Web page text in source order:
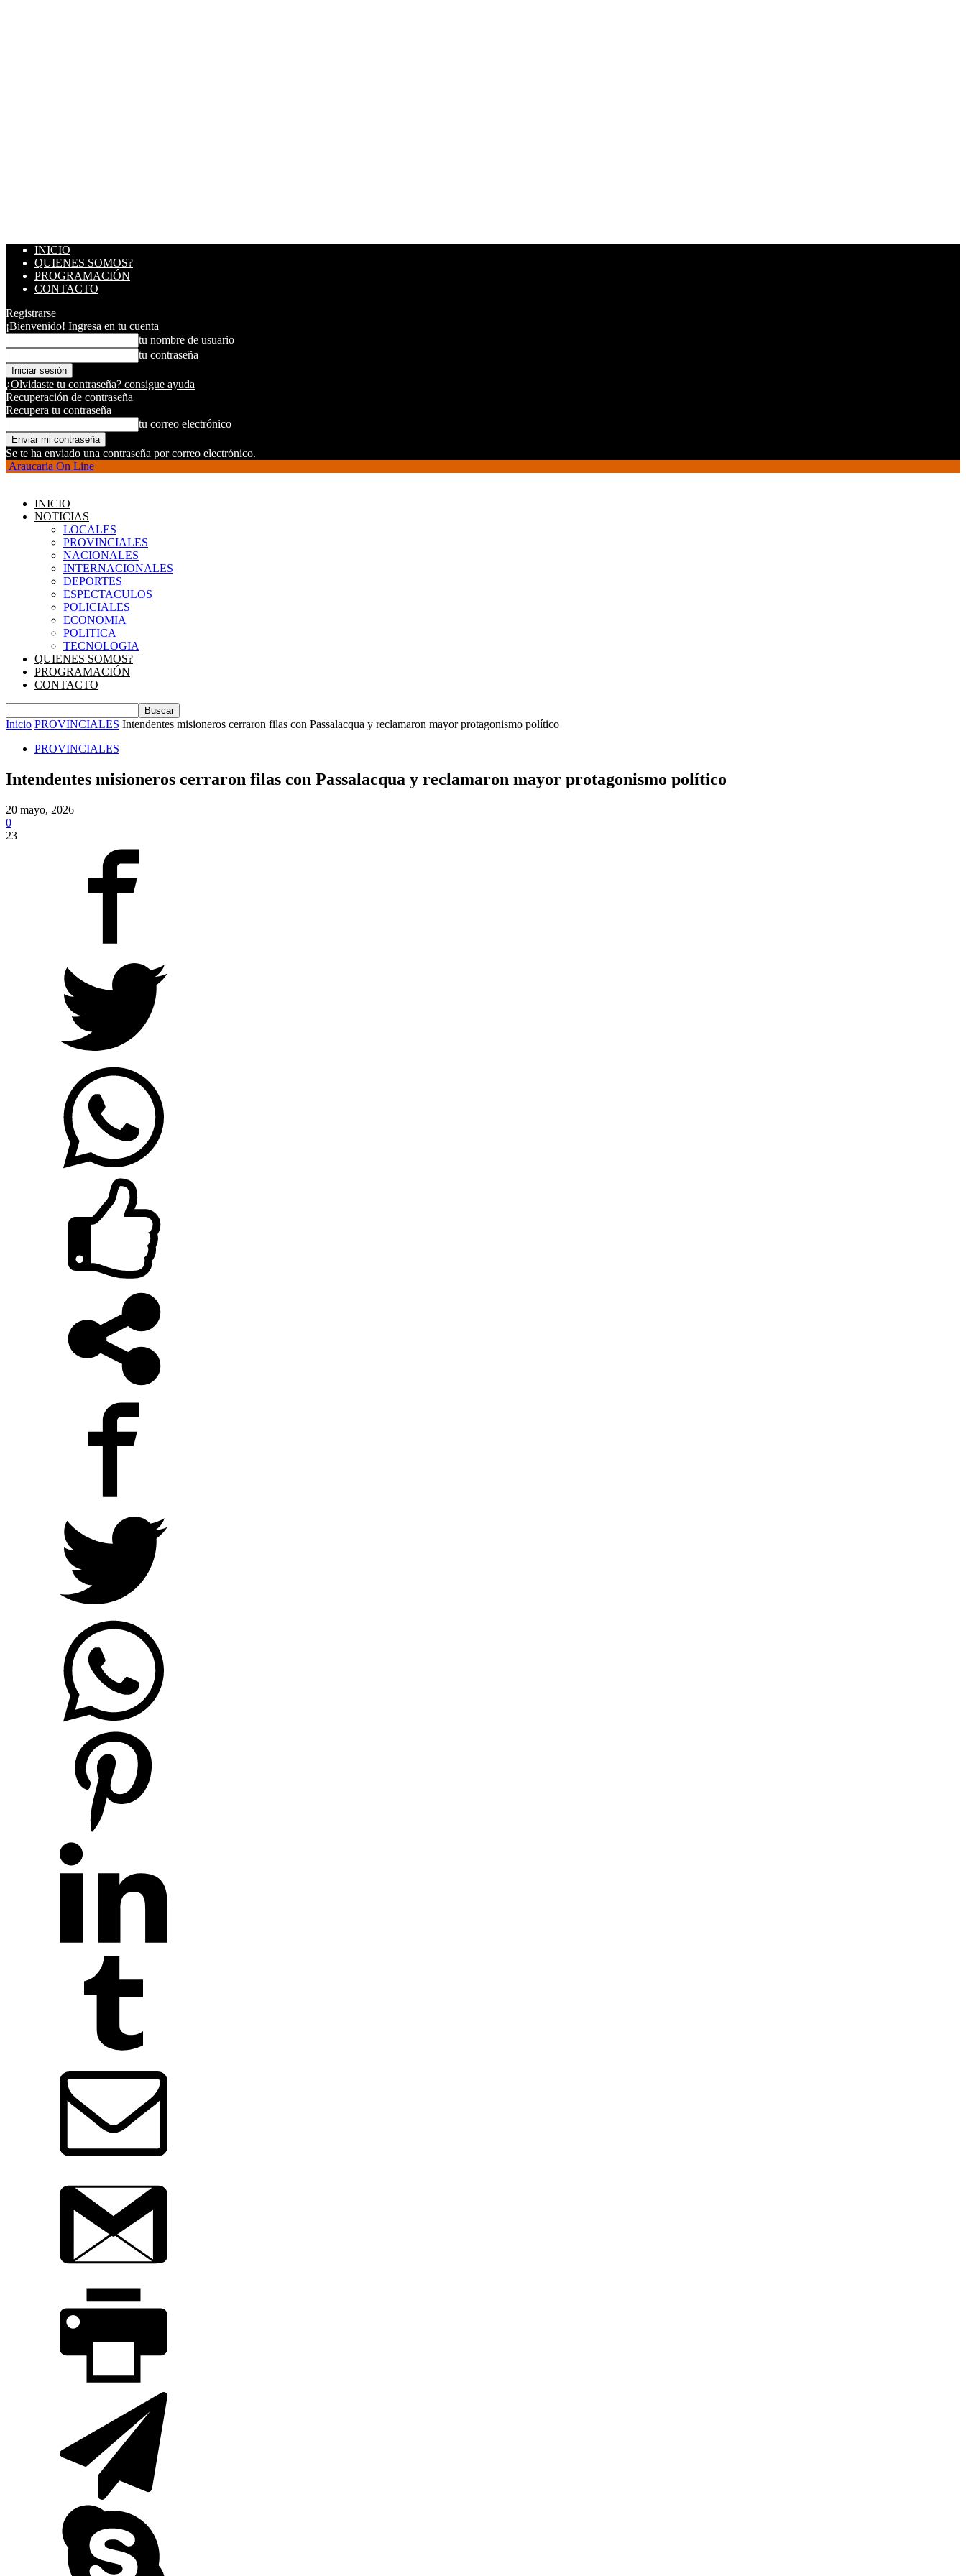
INICIO
QUIENES SOMOS?
PROGRAMACIÓN
CONTACTO
Registrarse
¡Bienvenido! Ingresa en tu cuenta
tu nombre de usuario
tu contraseña
¿Olvidaste tu contraseña? consigue ayuda
Recuperación de contraseña
Recupera tu contraseña
tu correo electrónico
Se te ha enviado una contraseña por correo electrónico.
Araucaria On Line
INICIO
NOTICIAS
LOCALES
PROVINCIALES
NACIONALES
INTERNACIONALES
DEPORTES
ESPECTACULOS
POLICIALES
ECONOMIA
POLITICA
TECNOLOGIA
QUIENES SOMOS?
PROGRAMACIÓN
CONTACTO
Inicio PROVINCIALES Intendentes misioneros cerraron filas con Passalacqua y reclamaron mayor protagonismo político
PROVINCIALES
Intendentes misioneros cerraron filas con Passalacqua y reclamaron mayor protagonismo político
20 mayo, 2026
0
23